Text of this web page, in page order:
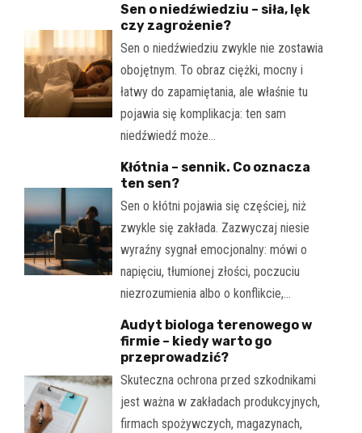
Sen o niedźwiedziu – siła, lęk
czy zagrożenie?
Sen o niedźwiedziu zwykle nie zostawia
obojętnym. To obraz ciężki, mocny i
łatwy do zapamiętania, ale właśnie tu
pojawia się komplikacja: ten sam
niedźwiedź może…
Kłótnia – sennik. Co oznacza
ten sen?
Sen o kłótni pojawia się częściej, niż
zwykle się zakłada. Zazwyczaj niesie
wyraźny sygnał emocjonalny: mówi o
napięciu, tłumionej złości, poczuciu
niezrozumienia albo o konflikcie,…
Audyt biologa terenowego w
firmie – kiedy warto go
przeprowadzić?
Skuteczna ochrona przed szkodnikami
jest ważna w zakładach produkcyjnych,
firmach spożywczych, magazynach,